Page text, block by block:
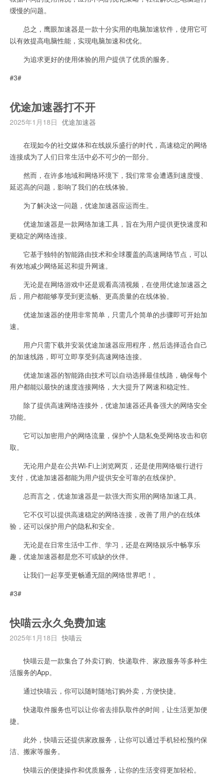
缓慢的问题。
总之，鹰眼加速器是一款十分实用的电脑加速软件，使用它可
以有效提高电脑性能，实现电脑加速和优化。
为追求更好的使用体验的用户提供了优质的服务。
#3#
优途加速器打不开
2025年1月18日 优途加速器
在现如今的社交媒体和在线娱乐盛行的时代，高速稳定的网络
连接成为了人们日常生活中必不可少的一部分。
然而，在许多地域和网络环境下，我们常常会遭遇到速度慢、
延迟高的问题，影响了我们的在线体验。
为了解决这一问题，优途加速器应运而生。
优途加速器是一款网络加速工具，旨在为用户提供更快速度和
更稳定的网络连接。
它基于独特的智能路由技术和全球覆盖的高速网络节点，可以
有效地减少网络延迟和提升网速。
无论是在网络游戏中还是观看高清视频，在使用优途加速器之
后，用户都能够享受到更流畅、更高质量的在线体验。
优途加速器的使用非常简单，只需几个简单的步骤即可开始加
速。
用户只需下载并安装优途加速器应用程序，然后选择适合自己
的加速线路，即可立即享受到高速网络连接。
优途加速器的智能路由技术可以自动选择最佳线路，确保每个
用户都能以最快的速度连接网络，大大提升了网速和稳定性。
除了提供高速网络连接外，优途加速器还具备强大的网络安全
功能。
它可以加密用户的网络流量，保护个人隐私免受网络攻击和窃
取。
无论用户是在公共Wi-Fi上浏览网页，还是使用网络银行进行
支付，优途加速器都能为用户提供安全可靠的在线保护。
总而言之，优途加速器是一款强大而实用的网络加速工具。
它不仅可以提供高速稳定的网络连接，改善了用户的在线体
验，还可以保护用户的隐私和安全。
无论是在日常生活中工作、学习，还是在网络娱乐中畅享乐
趣，优途加速器都是您不可或缺的伙伴。
让我们一起享受更畅通无阻的网络世界吧！。
#3#
快喵云永久免费加速
2025年1月18日 快喵云
快喵云是一款集合了外卖订购、快递取件、家政服务等多种生
活服务的App。
通过快喵云，你可以随时随地订购外卖，方便快捷。
快递取件服务也可以让你省去排队取件的时间，让生活更加便
捷。
此外，快喵云还提供家政服务，让你可以通过手机轻松预约保
洁、搬家等服务。
快喵云的便捷操作和优质服务，让你的生活变得更加轻松。